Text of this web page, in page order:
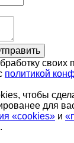
своих
политикой
чтобы
для
«cookies» и
.